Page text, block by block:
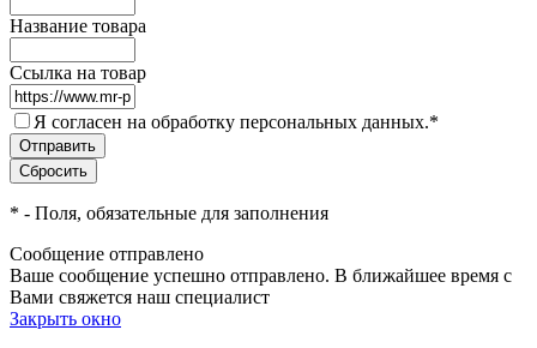
Название товара
Ссылка на товар
Я согласен на обработку персональных данных.*
* - Поля, обязательные для заполнения
Сообщение отправлено
Ваше сообщение успешно отправлено. В ближайшее время с
Вами свяжется наш специалист
Закрыть окно